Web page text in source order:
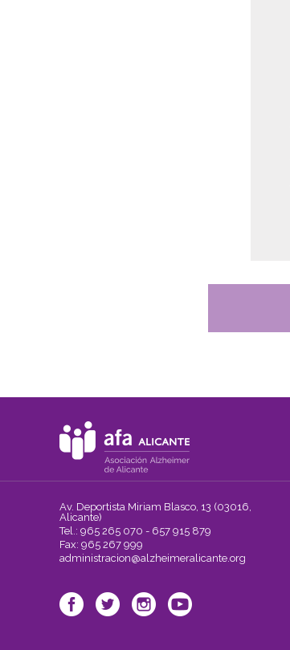
Av. Deportista Miriam Blasco, 13 (03016,
Alicante)
Tel.: 965 265 070 - 657 915 879
Fax: 965 267 999
administracion@alzheimeralicante.org